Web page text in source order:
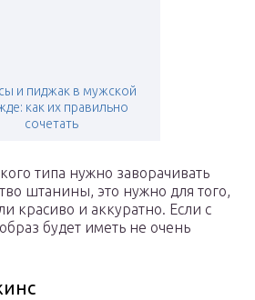
и пиджак в мужской
как их правильно
сочетать
типа нужно заворачивать
штанины, это нужно для того,
красиво и аккуратно. Если с
будет иметь не очень